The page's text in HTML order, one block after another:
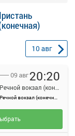
10авг
09 авг20:20
Тольятти Речной вокзал (конечная)
Тольятти Речной вокзал (конечная)